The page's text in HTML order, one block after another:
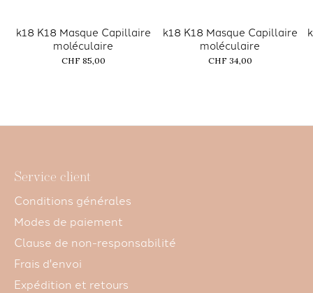
k18 K18 Masque Capillaire
moléculaire
CHF 85,00
k18 K18 Masque Capillaire
moléculaire
CHF 34,00
Service client
Conditions générales
Modes de paiement
Clause de non-responsabilité
Frais d'envoi
Expédition et retours